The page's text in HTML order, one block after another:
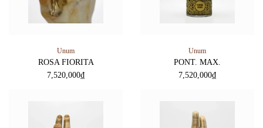
Unum
ROSA FIORITA
7,520,000₫
Unum
PONT. MAX.
7,520,000₫